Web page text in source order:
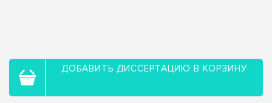
ДОБАВИТЬ ДИССЕРТАЦИЮ В КОРЗИНУ